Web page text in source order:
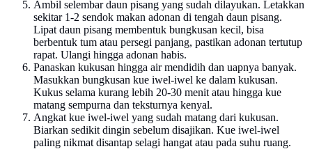
Ambil selembar daun pisang yang sudah dilayukan. Letakkan
sekitar 1-2 sendok makan adonan di tengah daun pisang.
Lipat daun pisang membentuk bungkusan kecil, bisa
berbentuk tum atau persegi panjang, pastikan adonan tertutup
rapat. Ulangi hingga adonan habis.
Panaskan kukusan hingga air mendidih dan uapnya banyak.
Masukkan bungkusan kue iwel-iwel ke dalam kukusan.
Kukus selama kurang lebih 20-30 menit atau hingga kue
matang sempurna dan teksturnya kenyal.
Angkat kue iwel-iwel yang sudah matang dari kukusan.
Biarkan sedikit dingin sebelum disajikan. Kue iwel-iwel
paling nikmat disantap selagi hangat atau pada suhu ruang.